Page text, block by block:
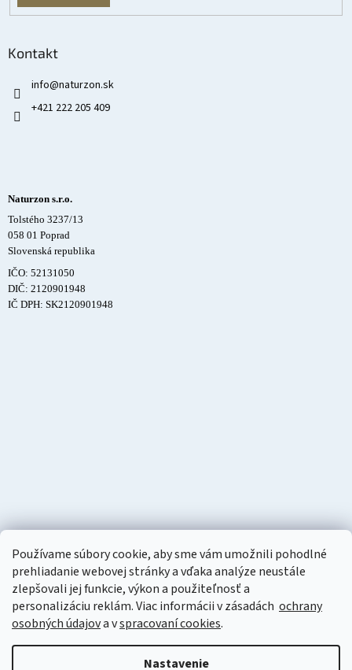
Používame súbory cookie, aby sme vám umožnili pohodlné
prehliadanie webovej stránky a vďaka analýze neustále
zlepšovali jej funkcie, výkon a použiteľnosť a
personalizáciu reklám. Viac informácii v zásadách ochrany
osobných údajova vspracovaní cookies.
Nastavenie
Kontakt
info@naturzon.sk
+421 222 205 409
Naturzon s.r.o.
Tolstého 3237/13
058 01 Poprad
Slovenská republika
IČO: 52131050
DIČ: 2120901948
IČ DPH: SK2120901948
Vytvoril Shoptet